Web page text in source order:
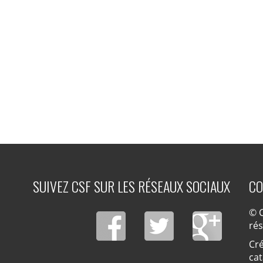
SUIVEZ CSF SUR LES RÉSEAUX SOCIAUX
©